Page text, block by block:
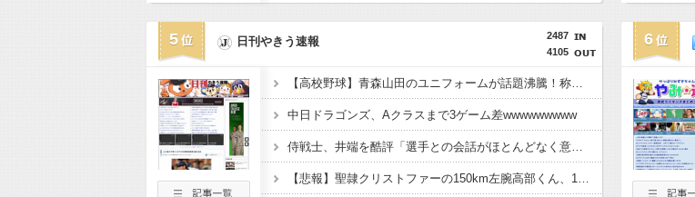
5
2487
4105
日刊やきう速報
【高校野球】青森山田のユニフォームが話題沸騰！称賛続々 「涼しそう」「熱中症対策では？」「Tシャツみたい」
中日ドラゴンズ、Aクラスまで3ゲーム差wwwwwwwww
侍戦士、井端を酷評「選手との会話がほとんどなく意思疎通が難しかった。大谷さえ『マジで笑わなくね?』と言うほど」
【悲報】聖隷クリストファーの150km左腕高部くん、10奪三振自責点0で負ける
6